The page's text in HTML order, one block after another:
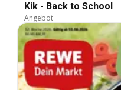
Kik - Back to School
Angebot